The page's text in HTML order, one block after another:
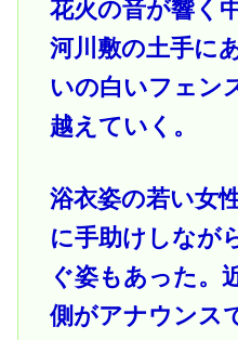
花火の音が響く
河川敷の土手に
いの白いフェン
越えていく。
浴衣姿の若い女
に手助けしなが
ぐ姿もあった。
側がアナウンス